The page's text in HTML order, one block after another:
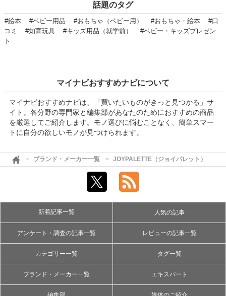
話題のタグ
#絵本 #ベビー用品 #おもちゃ（ベビー用） #おもちゃ・絵本
#口
コミ
#知育玩具 #キッズ用品（就学前）
#ベビー・キッズプレゼン
ト
マイナビおすすめナビについて
マイナビおすすめナビは、「買いたいものがきっと見つかる」サ
イト。各分野の専門家と編集部があなたのためにおすすめの商品
を厳選してご紹介します。モノ選びに悩むことなく、簡単スマー
トに自分の欲しいモノが見つけられます。
ブランド・メーカー一覧 JOYPALETTE（ジョイパレット）
新着記事一覧 人気の記事
アンケート・調査の記事一覧 レビューの記事一覧
カテゴリー一覧 タグ一覧
ブランド・メーカー一覧 エキスパート